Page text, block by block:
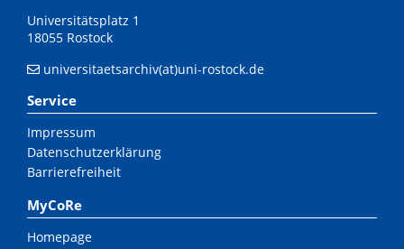
Universitätsplatz 1
18055 Rostock
universitaetsarchiv(at)uni-rostock.de
Service
Impressum
Datenschutzerklärung
Barrierefreiheit
MyCoRe
Homepage